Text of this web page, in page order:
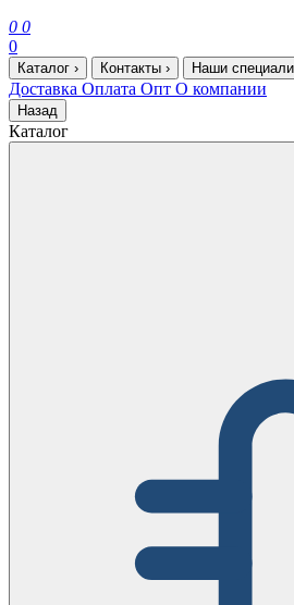
0 0
0
Каталог › Контакты › Наши
Доставка Оплата Опт О компании
Назад
Каталог